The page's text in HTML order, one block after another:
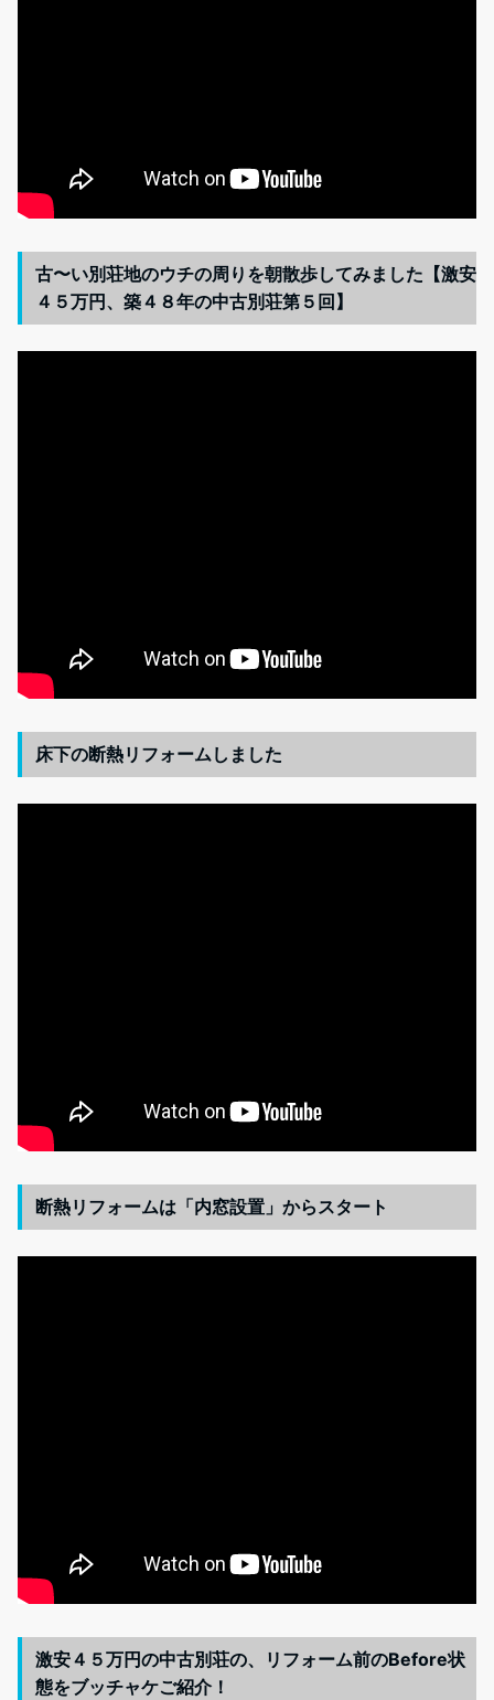
古〜い別荘地のウチの周りを朝散歩してみました【激安
４５万円、築４８年の中古別荘第５回】
床下の断熱リフォームしました
断熱リフォームは「内窓設置」からスタート
激安４５万円の中古別荘の、リフォーム前のBefore状
態をブッチャケご紹介！